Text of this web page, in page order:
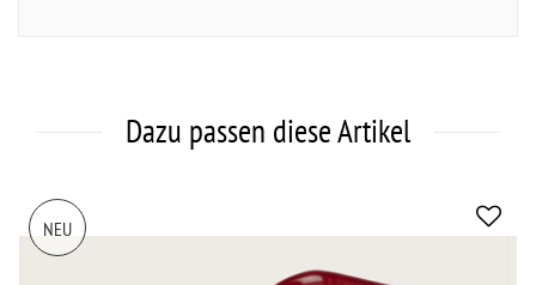
Dazu passen diese Artikel
NEU